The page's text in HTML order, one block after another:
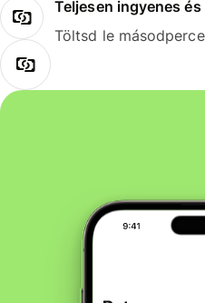
Teljesen ingyenes
Töltsd le